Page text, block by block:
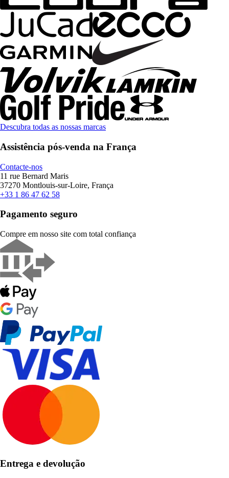
Descubra todas as nossas marcas
Assistência pós-venda na França
Contacte-nos
11 rue Bernard Maris
37270 Montlouis-sur-Loire, França
+33 1 86 47 62 58
Pagamento seguro
Compre em nosso site com total confiança
Entrega e devolução